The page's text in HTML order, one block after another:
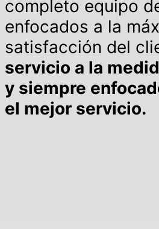
completo equipo
enfocados a la
satisfacción del
servicio a la
y siempre
el mejor servicio.